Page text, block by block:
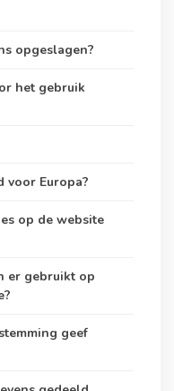
opgeslagen?
het gebruik
voor Europa?
op de website
er gebruikt op
geef